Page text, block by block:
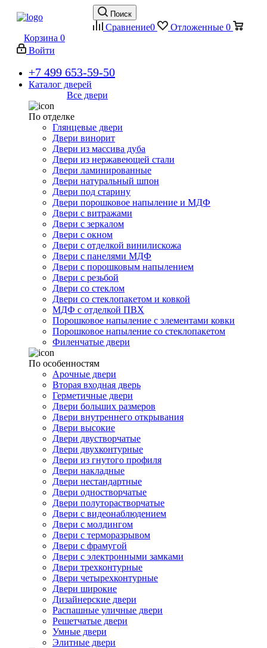
Поиск
Сравнение0 Отложенные 0
Корзина 0
Войти
+7 499 653-59-50
Каталог дверей
Все двери
По отделке
Глянцевые двери
Двери винорит
Двери из массива дуба
Двери из нержавеющей стали
Двери ламинированные
Двери натуральный шпон
Двери под старину
Двери порошковое напыление и МДФ
Двери с витражами
Двери с зеркалом
Двери с окном
Двери с отделкой винилискожа
Двери с панелями МДФ
Двери с порошковым напылением
Двери с резьбой
Двери со стеклом
Двери со стеклопакетом и ковкой
МДФ с отделкой ПВХ
Порошковое напыление с элементами ковки
Порошковое напыление со стеклопакетом
Филенчатые двери
По особенностям
Арочные двери
Вторая входная дверь
Герметичные двери
Двери больших размеров
Двери внутреннего открывания
Двери высокие
Двери двустворчатые
Двери двухконтурные
Двери из гнутого профиля
Двери накладные
Двери нестандартные
Двери одностворчатые
Двери полуторастворчатые
Двери с видеонаблюдением
Двери с молдингом
Двери с терморазрывом
Двери с фрамугой
Двери с электронными замками
Двери трехконтурные
Двери четырехконтурные
Двери широкие
Дизайнерские двери
Распашные уличные двери
Решетчатые двери
Умные двери
Элитные двери